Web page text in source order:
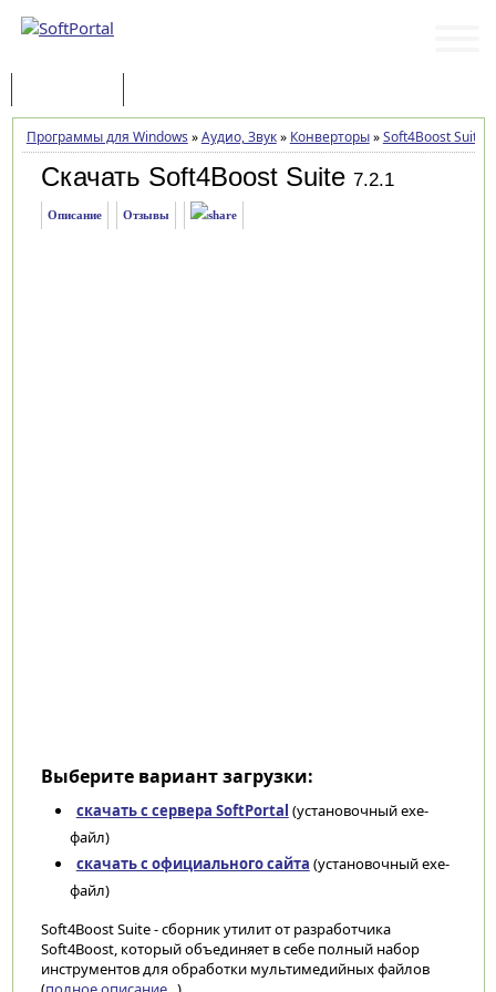
Программы для Windows »Аудио, Звук» Конверторы»Soft4Boost Suite
Скачать Soft4Boost Suite 7.2.1
Описание Отзывы
Выберите вариант загрузки:
скачать с сервера SoftPortal (установочный exe-
файл)
скачать с официального сайта (установочный exe-
файл)
Soft4Boost Suite - сборник утилит от разработчика
Soft4Boost, который объединяет в себе полный набор
инструментов для обработки мультимедийных файлов